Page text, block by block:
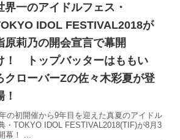
界一のアイドルフェス・
IDOL FESTIVAL2018が
原莉乃の開会宣言で幕開
！ トップバッターはももい
クローバーZの佐々木彩夏が登
！
の初開催から9年目を迎えた真夏のアイドル
・TOKYO IDOL FESTIVAL2018(TIF)が8月3
幕！ ...